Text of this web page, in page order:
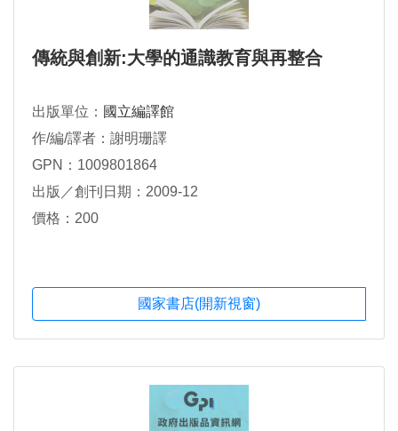
傳統與創新:大學的通識教育與再整合
出版單位： 國立編譯館
作/編/譯者：謝明珊譯
GPN：1009801864
出版／創刊日期：2009-12
價格：200
國家書店(開新視窗)